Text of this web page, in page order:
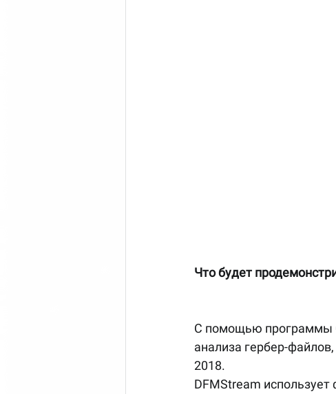
Что будет
С помощью программы
анализа гербер-
2018.
DFMStream